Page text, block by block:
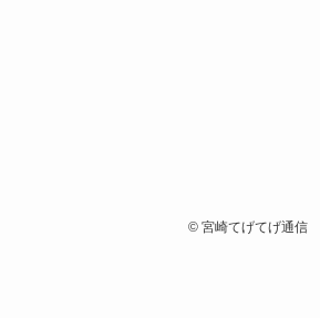
© 宮崎てげてげ通信